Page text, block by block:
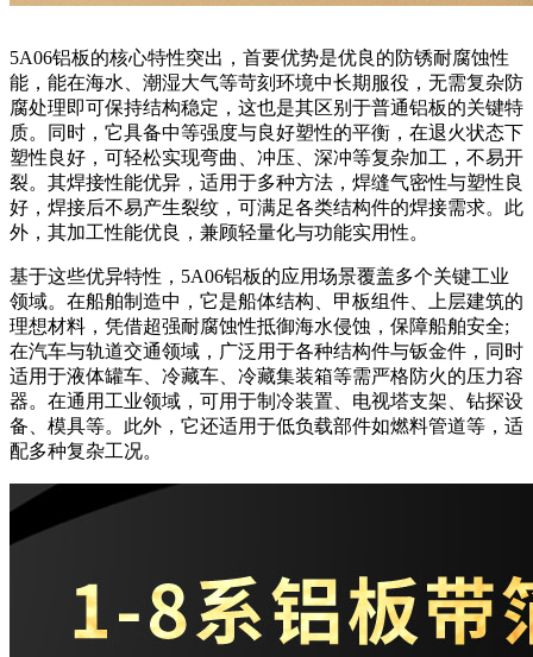
5A06铝板的核心特性突出，首要优势是优良的防锈耐腐蚀性
能，能在海水、潮湿大气等苛刻环境中长期服役，无需复杂防
腐处理即可保持结构稳定，这也是其区别于普通铝板的关键特
质。同时，它具备中等强度与良好塑性的平衡，在退火状态下
塑性良好，可轻松实现弯曲、冲压、深冲等复杂加工，不易开
裂。其焊接性能优异，适用于多种方法，焊缝气密性与塑性良
好，焊接后不易产生裂纹，可满足各类结构件的焊接需求。此
外，其加工性能优良，兼顾轻量化与功能实用性。
基于这些优异特性，5A06铝板的应用场景覆盖多个关键工业
领域。在船舶制造中，它是船体结构、甲板组件、上层建筑的
理想材料，凭借超强耐腐蚀性抵御海水侵蚀，保障船舶安全;
在汽车与轨道交通领域，广泛用于各种结构件与钣金件，同时
适用于液体罐车、冷藏车、冷藏集装箱等需严格防火的压力容
器。在通用工业领域，可用于制冷装置、电视塔支架、钻探设
备、模具等。此外，它还适用于低负载部件如燃料管道等，适
配多种复杂工况。